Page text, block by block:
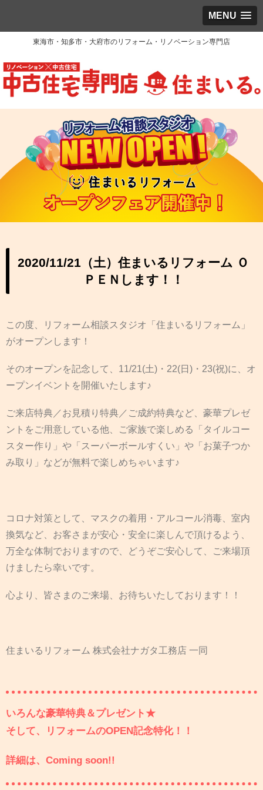
MENU
東海市・知多市・大府市のリフォーム・リノベーション専門店
2020/11/21（土）住まいるリフォーム Ｏ
ＰＥＮします！！
この度、リフォーム相談スタジオ「住まいるリフォーム」
がオープンします！
そのオープンを記念して、11/21(土)・22(日)・23(祝)に、オ
ープンイベントを開催いたします♪
ご来店特典／お見積り特典／ご成約特典など、豪華プレゼ
ントをご用意している他、ご家族で楽しめる「タイルコー
スター作り」や「スーパーボールすくい」や「お菓子つか
み取り」などが無料で楽しめちゃいます♪
コロナ対策として、マスクの着用・アルコール消毒、室内
換気など、お客さまが安心・安全に楽しんで頂けるよう、
万全な体制でおりますので、どうぞご安心して、ご来場頂
けましたら幸いです。
心より、皆さまのご来場、お待ちいたしております！！
住まいるリフォーム 株式会社ナガタ工務店 一同
いろんな豪華特典＆プレゼント★
そして、リフォームのOPEN記念特化！！
詳細は、Coming soon!!